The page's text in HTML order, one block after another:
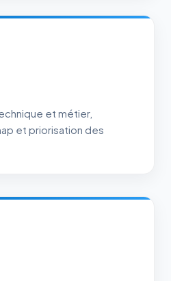
et métier,
et priorisation des